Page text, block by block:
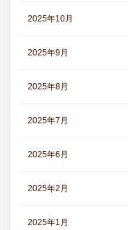
2025年10月
2025年9月
2025年8月
2025年7月
2025年6月
2025年2月
2025年1月